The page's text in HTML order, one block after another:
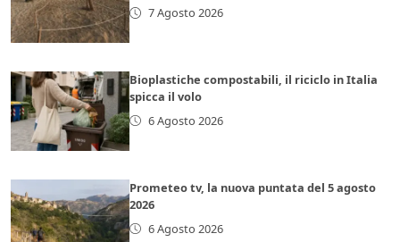
7 Agosto 2026
Bioplastiche compostabili, il riciclo in Italia
spicca il volo
6 Agosto 2026
Prometeo tv, la nuova puntata del 5 agosto
2026
6 Agosto 2026